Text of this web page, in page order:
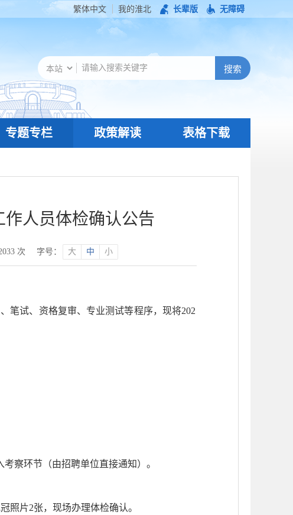
繁体中文 我的淮北 长辈版 无障碍
专题专栏 政策解读 表格下载
人员体检确认公告
次 字号： 大 中 小
笔试、 资格复审、 专业测试等程序，现将202
考察环节（由招聘单位直接通知） 。
照片2张，现场办理体检确认。